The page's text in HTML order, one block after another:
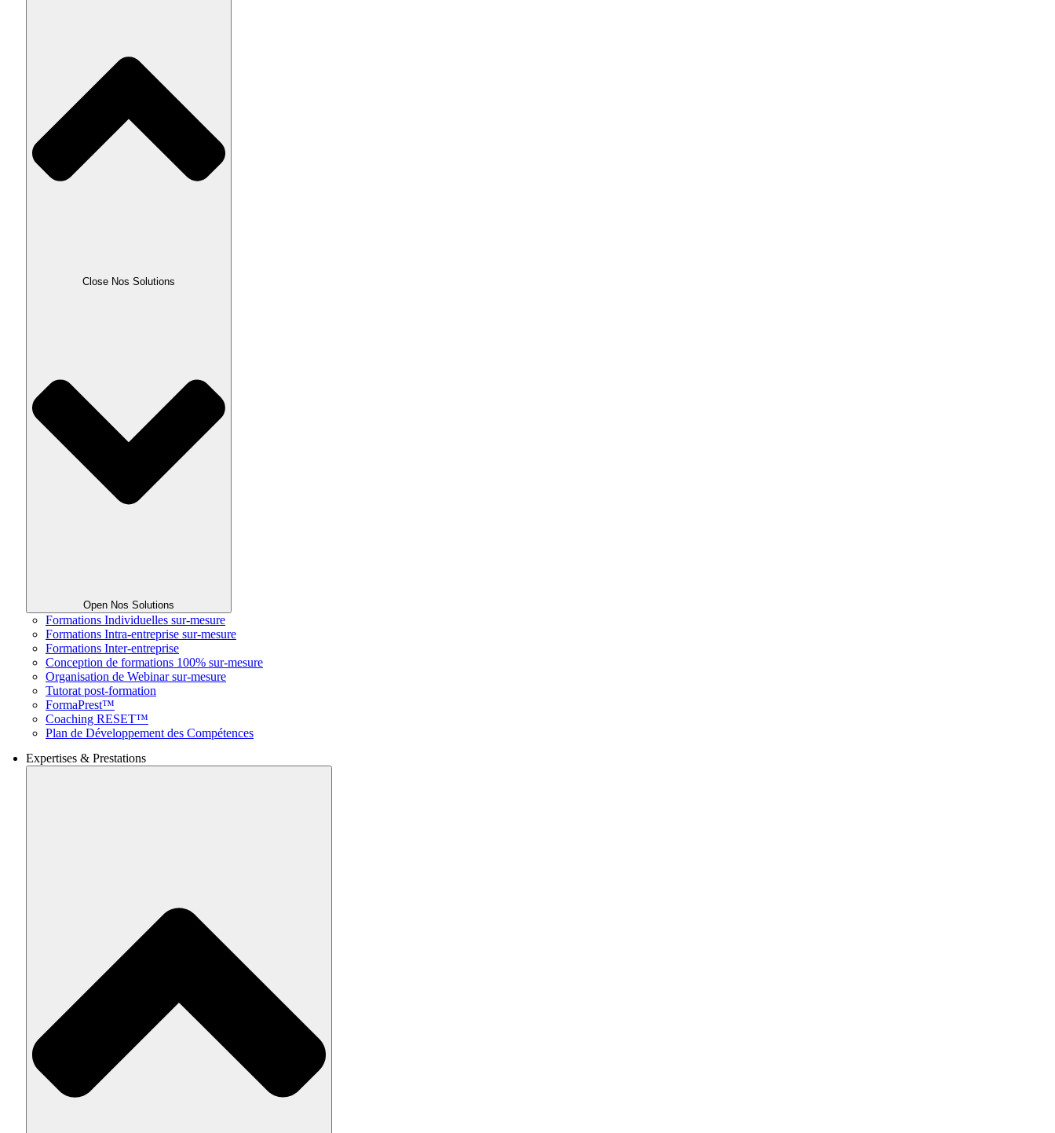
Close Nos Solutions
Open Nos Solutions
Formations Individuelles sur-mesure
Formations Intra-entreprise sur-mesure
Formations Inter-entreprise
Conception de formations 100% sur-mesure
Organisation de Webinar sur-mesure
Tutorat post-formation
FormaPrest™
Coaching RESET™
Plan de Développement des Compétences
Expertises & Prestations